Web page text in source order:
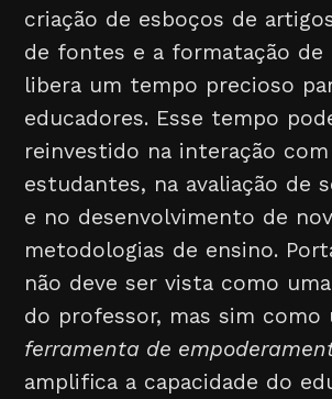
criação de esboços de
de fontes e a formatação de
libera um tempo precioso
educadores. Esse tempo
reinvestido na interação
estudantes, na avaliação de
e no desenvolvimento de
metodologias de ensino.
não deve ser vista como
do professor, mas sim como
ferramenta de
amplifica a capacidade do